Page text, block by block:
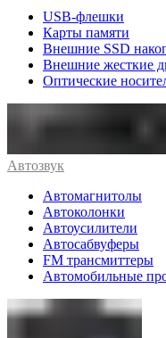
USB-флешки
Карты памяти
Внешние SSD
Внешние жесткие
Оптические
Автозвук
Автомагнитолы
Автоколонки
Автоусилители
Автосабвуферы
FM трансмиттеры
Автомобильные